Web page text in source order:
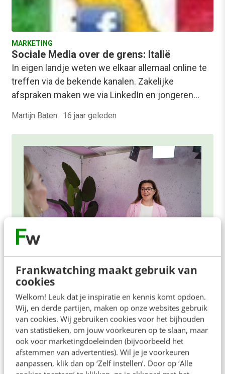
Frankwatching maakt gebruik van
cookies
Welkom! Leuk dat je inspiratie en kennis komt opdoen.
Wij, en derde partijen, maken op onze websites gebruik
van cookies. Wij gebruiken cookies voor het bijhouden
van statistieken, om jouw voorkeuren op te slaan, maar
ook voor marketingdoeleinden (bijvoorbeeld het
afstemmen van advertenties). Wil je je voorkeuren
aanpassen, klik dan op ‘Zelf instellen’. Door op ‘Alle
MARKETING
Sociale Media over de grens: Italië
In eigen landje weten we elkaar allemaal online te
treffen via de bekende kanalen. Zakelijke
afspraken maken we via LinkedIn en jongeren…
Martijn Baten · 16 jaar geleden
ONLINE MASTERCLASS
De nieuwe SEO- & GEO-
spelregels
In 2,5 uur van Google-first naar AI-first: zo wordt je
content beter gevonden. Schrijf je in en bekijk
direct.